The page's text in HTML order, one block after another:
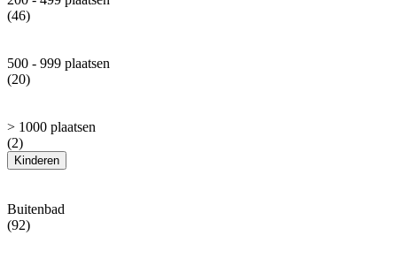
(46)
500 - 999 plaatsen
(20)
> 1000 plaatsen
(2)
Kinderen
Buitenbad
(92)